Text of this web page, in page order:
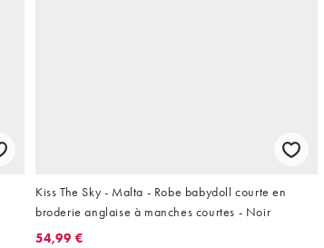
Kiss The Sky - Malta - Robe babydoll courte en
broderie anglaise à manches courtes - Noir
54,99 €